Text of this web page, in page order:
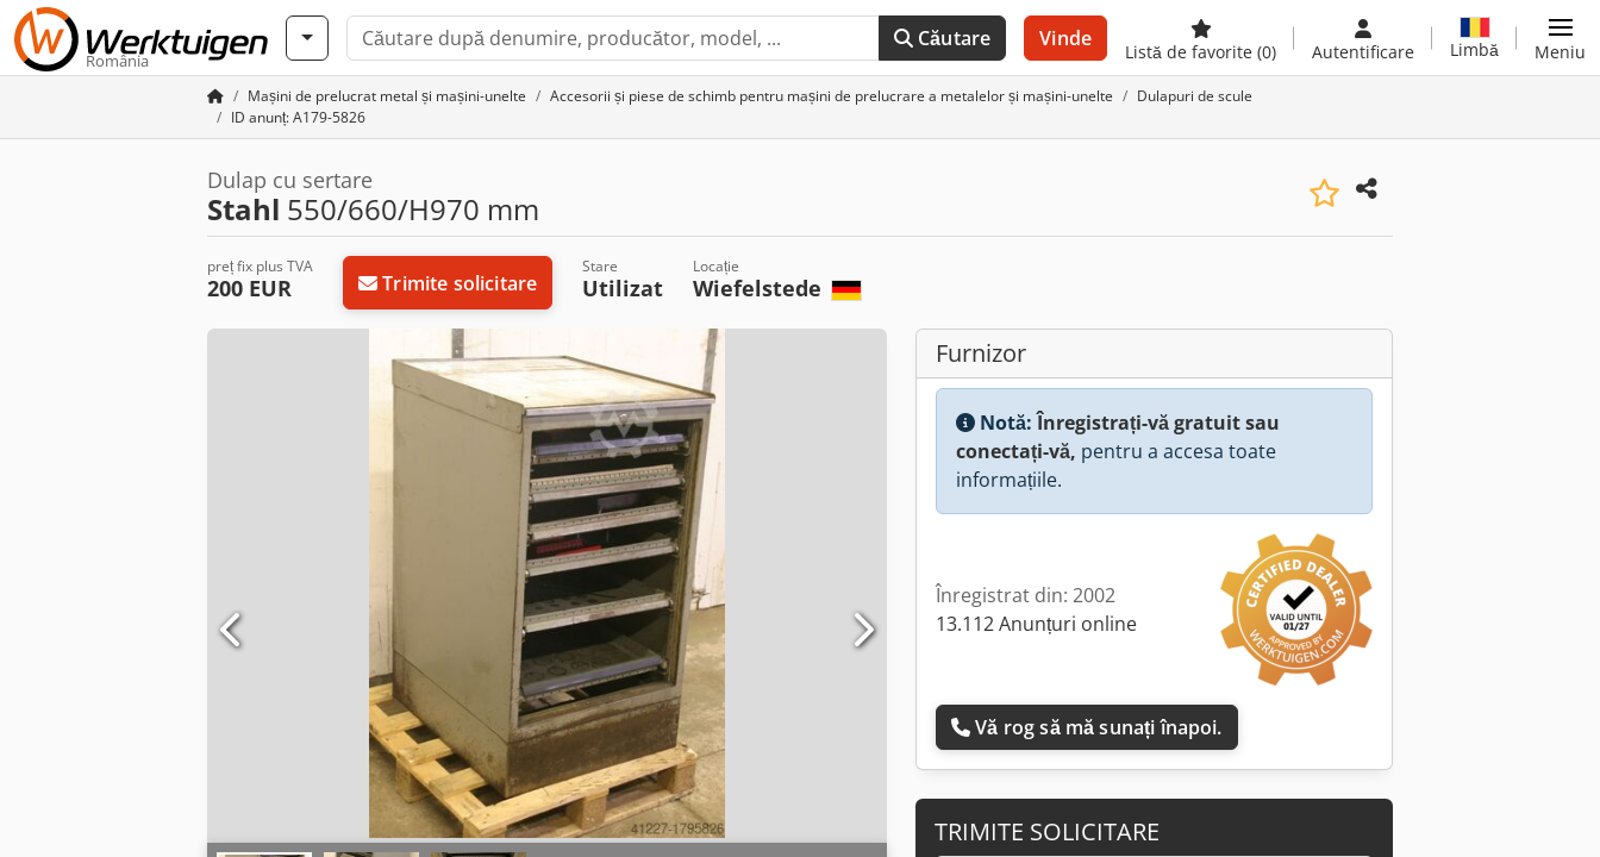
România
Căutare Vinde
Listă de favorite (0) Autentificare Limbă Meniu
Mașini de prelucrat metal și mașini-unelte Accesorii și piese de schimb pentru mașini de prelucrare a metalelor și mașini-unelte
Dulapuri de scule
ID anunț: A179-5826
Dulap cu sertare
Stahl 550/660/H970 mm
preț fix plus TVA
200 EUR Trimite solicitare
Stare
Utilizat
Locație
Wiefelstede
Furnizor
Notă:Înregistrați-vă gratuit sau
conectați-vă, pentru a accesa toate
informațiile.
Înregistrat din: 2002
13.112 Anunțuri online
Vă rog să mă sunați înapoi.
TRIMITE SOLICITARE